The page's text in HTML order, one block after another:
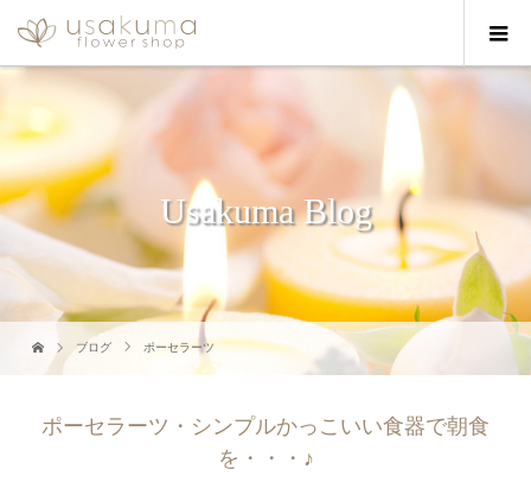
Usakuma Blog
ブログ ポーセラーツ
ポーセラーツ・シンプルかっこいい食器で朝食
を・・・♪